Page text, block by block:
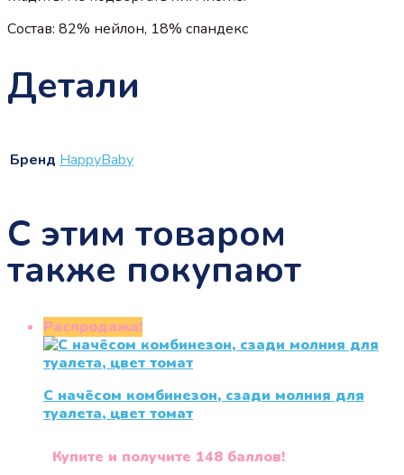
Состав: 82% нейлон, 18% спандекс
Детали
Бренд HappyBaby
С этим товаром
также покупают
Распродажа!
С начёсом комбинезон, сзади молния для
туалета, цвет томат
Купите и получите 148 баллов!